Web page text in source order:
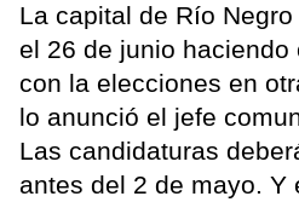
La capital de Río
el 26 de junio
con la elecciones en
lo anunció el jefe
Las candidaturas
antes del 2 de mayo. Y